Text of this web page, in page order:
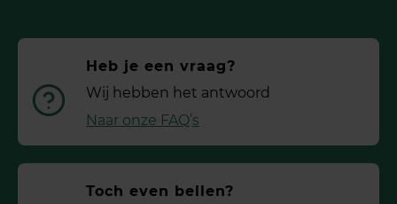
Heb je een vraag?
Wij hebben het antwoord
Naar onze FAQ’s
Toch even bellen?